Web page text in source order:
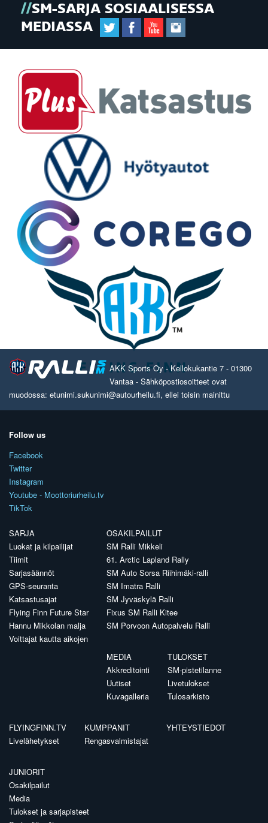
SM-SARJA SOSIAALISESSA
MEDIASSA
AKK Sports Oy - Kellokukantie 7 - 01300
Vantaa - Sähköpostiosoitteet ovat
muodossa: etunimi.sukunimi@autourheilu.fi, ellei toisin mainittu
Follow us
Facebook
Twitter
Instagram
Youtube - Moottoriurheilu.tv
TikTok
SARJA
Luokat ja kilpailijat
Tiimit
Sarjasäännöt
GPS-seuranta
Katsastusajat
Flying Finn Future Star
Hannu Mikkolan malja
Voittajat kautta aikojen
OSAKILPAILUT
SM Ralli Mikkeli
61. Arctic Lapland Rally
SM Auto Sorsa Riihimäki-ralli
SM Imatra Ralli
SM Jyväskylä Ralli
Fixus SM Ralli Kitee
SM Porvoon Autopalvelu Ralli
MEDIA
Akkreditointi
Uutiset
Kuvagalleria
TULOKSET
SM-pistetilanne
Livetulokset
Tulosarkisto
FLYINGFINN.TV
Livelähetykset
KUMPPANIT
Rengasvalmistajat
YHTEYSTIEDOT
JUNIORIT
Osakilpailut
Media
Tulokset ja sarjapisteet